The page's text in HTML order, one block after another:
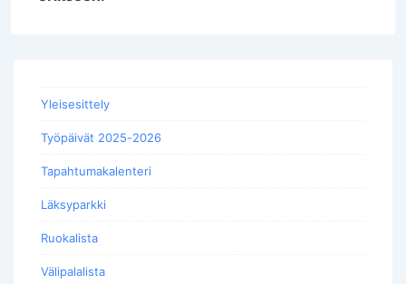
Yleisesittely
Työpäivät 2025-2026
Tapahtumakalenteri
Läksyparkki
Ruokalista
Välipalalista